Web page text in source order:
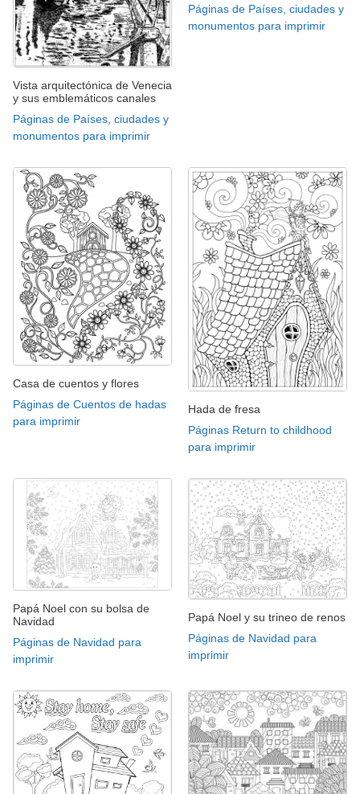
Vista arquitectónica de Venecia
y sus emblemáticos canales
Páginas de Países, ciudades y
monumentos para imprimir
Páginas de Países, ciudades y
monumentos para imprimir
Casa de cuentos y flores
Páginas de Cuentos de hadas
para imprimir
Hada de fresa
Páginas Return to childhood
para imprimir
Papá Noel con su bolsa de
Navidad
Páginas de Navidad para
imprimir
Papá Noel y su trineo de renos
Páginas de Navidad para
imprimir